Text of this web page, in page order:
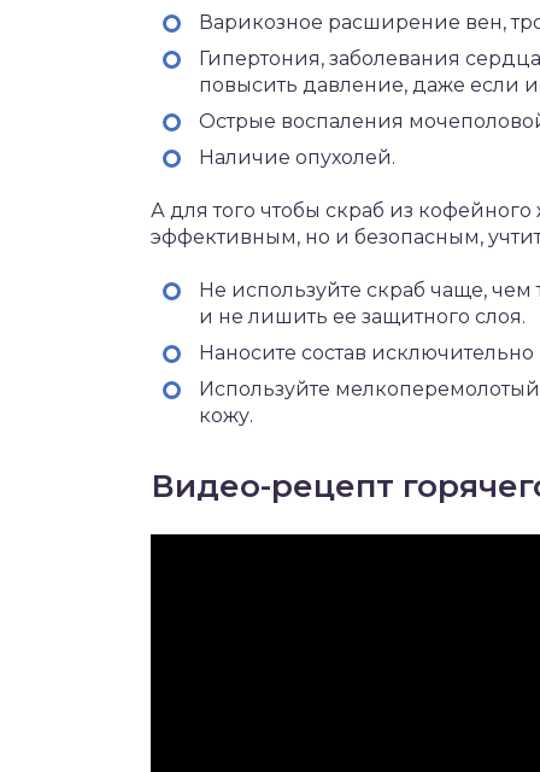
Варикозное расширение вен,
Гипертония, заболевания
повысить давление, даже если
Острые воспаления
Наличие опухолей.
А для того чтобы скраб из
эффективным, но и безопасным,
Не используйте скраб чаще,
и не лишить ее защитного слоя.
Наносите состав
Используйте
кожу.
Видео-рецепт